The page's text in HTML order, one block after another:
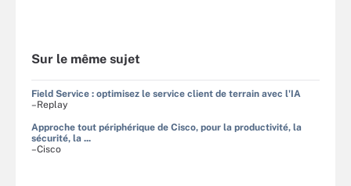
Sur le même sujet
Field Service : optimisez le service client de terrain avec l'IA
–Replay
Approche tout périphérique de Cisco, pour la productivité, la
sécurité, la ...
–Cisco